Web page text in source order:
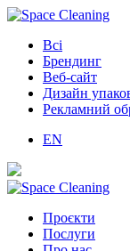
Всі
Брендинг
Веб-сайт
Дизайн
Рекламний
EN
Проєкти
Послуги